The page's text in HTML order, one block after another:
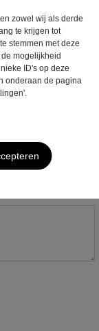
zowel wij als derde
te krijgen tot
stemmen met deze
mogelijkheid
ID's op deze
onderaan de pagina